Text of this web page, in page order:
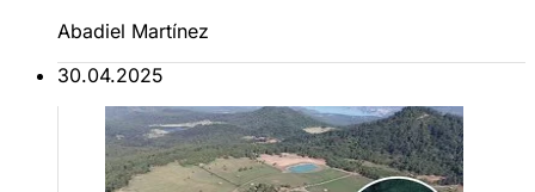
Abadiel Martínez
30.04.2025